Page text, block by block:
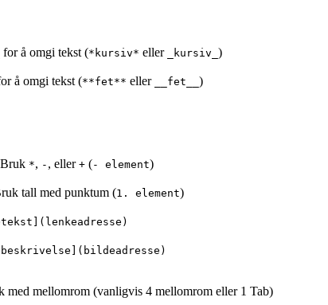
for å omgi tekst (*kursiv* eller _kursiv_ )
å omgi tekst (**fet** eller __fet__ )
*, - , eller + (- element)
tall med punktum (1. element)
med mellomrom (vanligvis 4 mellomrom eller 1 Tab)